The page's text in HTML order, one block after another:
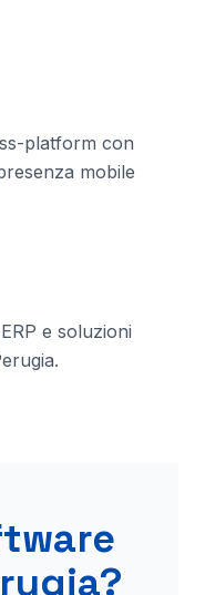
platform con
mobile
e soluzioni
.
?